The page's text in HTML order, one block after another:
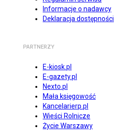
Informacje o nadawcy
Deklaracja dostępności
PARTNERZY
E-kiosk.pl
E-gazety.pl
Nexto.pl
Mała księgowość
Kancelarierp.pl
Wieści Rolnicze
Życie Warszawy